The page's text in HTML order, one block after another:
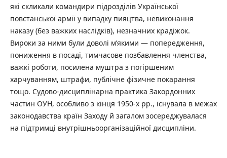
які скликали командири підрозділів Української
повстанської армії у випадку пияцтва, невиконання
наказу (без важких наслідків), незначних крадіжок.
Вироки за ними були доволі м’якими — попередження,
пониження в посаді, тимчасове позбавлення членства,
важкі роботи, посилена муштра з погіршеним
харчуванням, штрафи, публічне фізичне покарання
тощо. Судово-дисциплінарна практика Закордонних
частин ОУН, особливо з кінця 1950-х рр., існувала в межах
законодавства країн Заходу й загалом зосереджувалася
на підтримці внутрішньоорганізаційної дисципліни.